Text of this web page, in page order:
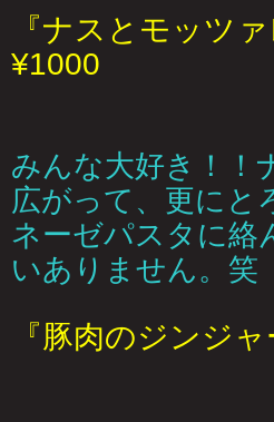
『ナスとモッツ
¥1000
みんな大好き！！
広がって、更にと
ネーゼパスタに絡
いありません。笑
『豚肉のジンジ